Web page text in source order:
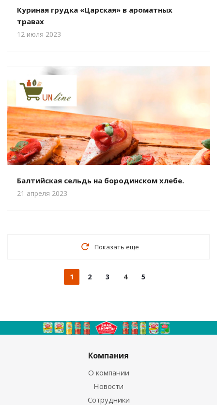
Куриная грудка «Царская» в ароматных
травах
12 июля 2023
Балтийская сельдь на бородинском хлебе.
21 апреля 2023
Показать еще
1 2 3 4 5
Компания
О компании
Новости
Сотрудники